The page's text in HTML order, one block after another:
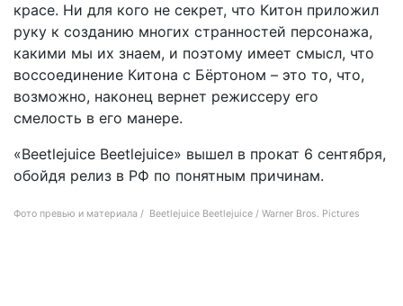
красе. Ни для кого не секрет, что Китон приложил
руку к созданию многих странностей персонажа,
какими мы их знаем, и поэтому имеет смысл, что
воссоединение Китона с Бёртоном – это то, что,
возможно, наконец вернет режиссеру его
смелость в его манере.
«Beetlejuice Beetlejuice» вышел в прокат 6 сентября,
обойдя релиз в РФ по понятным причинам.
Фото превью и материала / Beetlejuice Beetlejuice / Warner Bros. Pictures